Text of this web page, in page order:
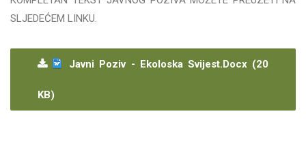
SLJEDEĆEM LINKU.
Javni Poziv - Ekoloska Svijest.docx (20
KB)